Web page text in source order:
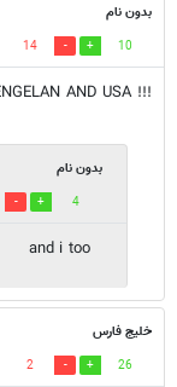
بدون نام
10
14
!!! I LOVE ENGELAN AND USA
بدون نام
4
and i too
خلیج فارس
26
2